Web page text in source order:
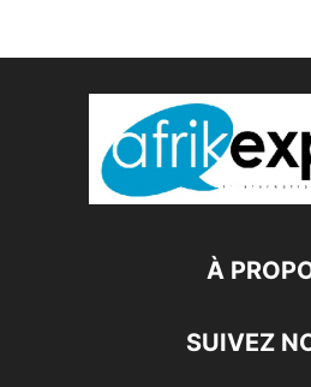
À
SUIVEZ